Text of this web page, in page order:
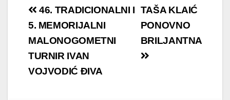
Navigacija
objava
TAŠA KLAIĆ
PONOVNO
BRILJANTNA
46. TRADICIONALNI I
5. MEMORIJALNI
MALONOGOMETNI
TURNIR IVAN
VOJVODIĆ ĐIVA